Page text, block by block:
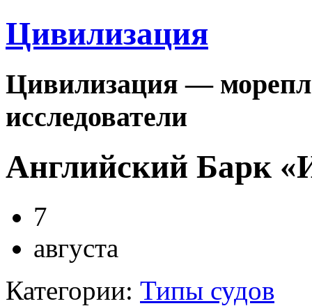
Цивилизация
Цивилизация —
исследователи
Английский Барк
7
августа
Категории: Типы судов